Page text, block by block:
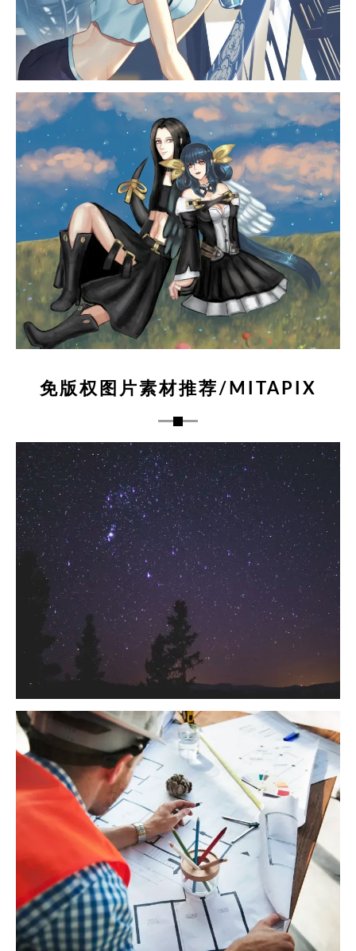
免版权图片素材推荐/MITAPIX